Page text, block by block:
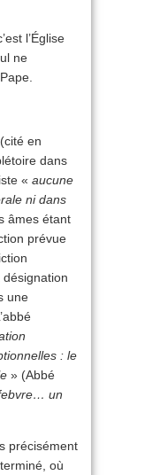
l’Église
ne
en
dans
« aucune
ni dans
âmes étant
prévue
une
: le
» (Abbé
un
précisément
où